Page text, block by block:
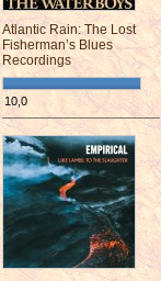
Atlantic Rain: The Lost
Fisherman’s Blues
Recordings
10,0
¯¯¯¯¯¯¯¯¯¯¯¯¯¯¯¯¯¯¯¯¯¯¯¯